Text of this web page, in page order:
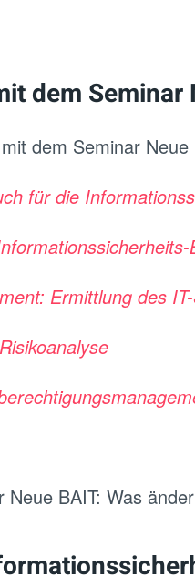
dem
dem Seminar
für die
Ermittlung des
BAIT: Was